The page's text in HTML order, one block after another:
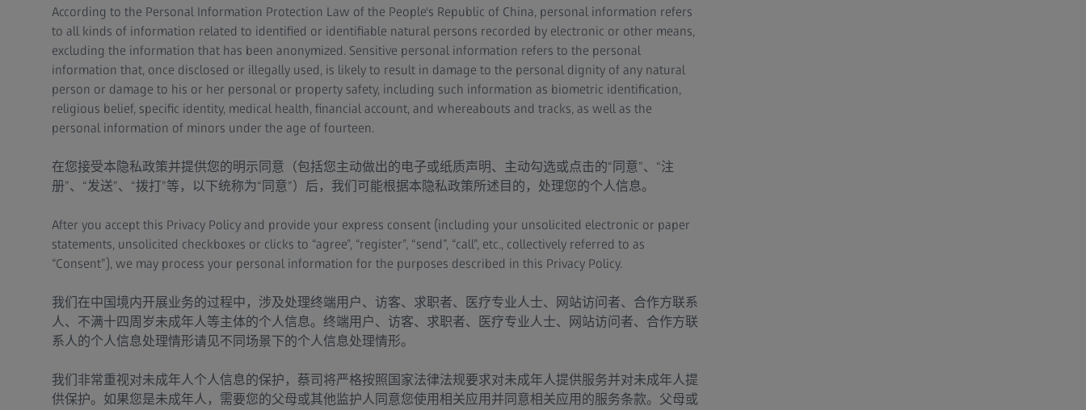
According to the Personal Information Protection Law of the People's Republic of China, personal information refers
to all kinds of information related to identified or identifiable natural persons recorded by electronic or other means,
excluding the information that has been anonymized. Sensitive personal information refers to the personal
information that, once disclosed or illegally used, is likely to result in damage to the personal dignity of any natural
person or damage to his or her personal or property safety, including such information as biometric identification,
religious belief, specific identity, medical health, financial account, and whereabouts and tracks, as well as the
personal information of minors under the age of fourteen.
在您接受本隐私政策并提供您的明示同意（包括您主动做出的电子或纸质声明、主动勾选或点击的“同意”、“注
册”、“发送”、“拨打”等，以下统称为“同意”）后，我们可能根据本隐私政策所述目的，处理您的个人信息。
After you accept this Privacy Policy and provide your express consent (including your unsolicited electronic or paper
statements, unsolicited checkboxes or clicks to “agree”, “register”, “send”, “call”, etc., collectively referred to as
“Consent”), we may process your personal information for the purposes described in this Privacy Policy.
我们在中国境内开展业务的过程中，涉及处理终端用户、访客、求职者、医疗专业人士、网站访问者、合作方联系
人、不满十四周岁未成年人等主体的个人信息。终端用户、访客、求职者、医疗专业人士、网站访问者、合作方联
系人的个人信息处理情形请见不同场景下的个人信息处理情形。
我们非常重视对未成年人个人信息的保护，蔡司将严格按照国家法律法规要求对未成年人提供服务并对未成年人提
供保护。如果您是未成年人，需要您的父母或其他监护人同意您使用相关应用并同意相关应用的服务条款。父母或